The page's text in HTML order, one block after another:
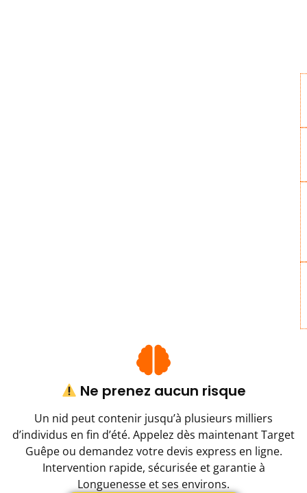
Ne prenez aucun risque
Un nid peut contenir jusqu’à plusieurs milliers
d’individus en fin d’été. Appelez dès maintenant Target
Guêpe ou demandez votre devis express en ligne.
Intervention rapide, sécurisée et garantie à
Longuenesse et ses environs.